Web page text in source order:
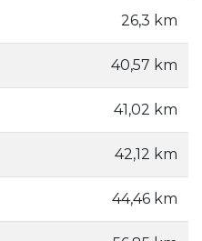
26,3 km
40,57 km
41,02 km
42,12 km
44,46 km